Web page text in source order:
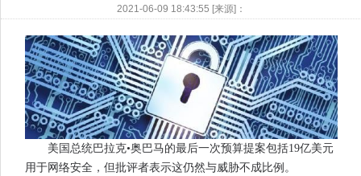
2021-06-09 18:43:55 [来源]：
美国总统巴拉克•奥巴马的最后一次预算提案包括19亿美元
用于网络安全，但批评者表示这仍然与威胁不成比例。